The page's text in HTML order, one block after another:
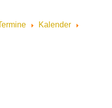
Kalender